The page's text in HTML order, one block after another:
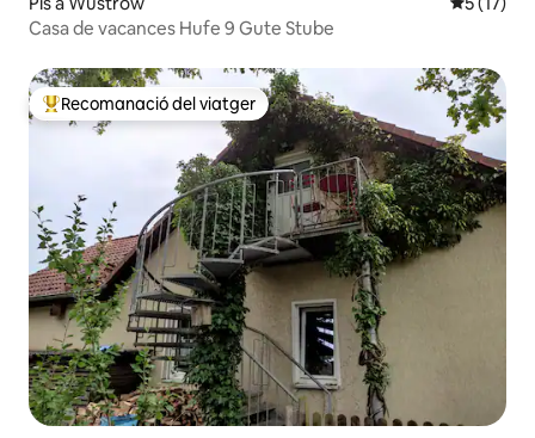
Casa de vacances Hufe 9 Gute Stube
Principals recomanacions dels viatgers
Recomanació del viatger